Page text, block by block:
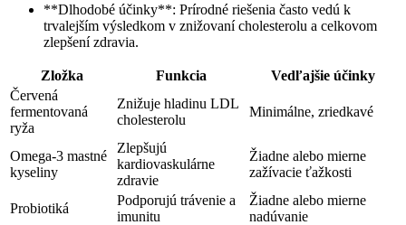
**Dlhodobé účinky**: Prírodné riešenia často vedú k
trvalejším výsledkom v znižovaní cholesterolu a celkovom
zlepšení zdravia.
Zložka Funkcia
Vedľajšie účinky
Červená
fermentovaná
ryža
Znižuje hladinu LDL
cholesterolu
Minimálne, zriedkavé
Omega-3 mastné
kyseliny
Zlepšujú
kardiovaskulárne
zdravie
Žiadne alebo mierne
zažívacie ťažkosti
Probiotiká
Podporujú trávenie a
imunitu
Žiadne alebo mierne
nadúvanie